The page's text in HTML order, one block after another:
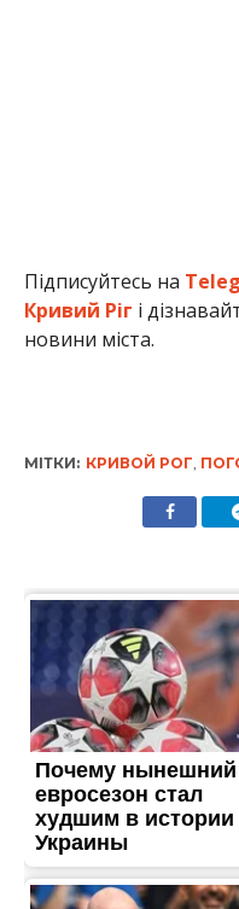
Підписуйтесь на
Кривий Ріг і
новини міста.
МІТКИ: КРИВОЙ РОГ,